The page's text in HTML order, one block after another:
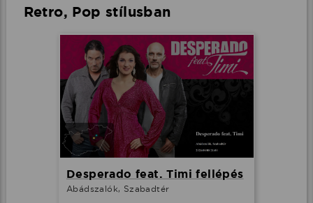
Retro, Pop stílusban
Desperado feat. Timi fellépés
Abádszalók, Szabadtér